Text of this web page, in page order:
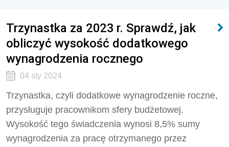
Trzynastka za 2023 r. Sprawdź, jak
obliczyć wysokość dodatkowego
wynagrodzenia rocznego
04 sty 2024
Trzynastka, czyli dodatkowe wynagrodzenie roczne,
przysługuje pracownikom sfery budżetowej.
Wysokość tego świadczenia wynosi 8,5% sumy
wynagrodzenia za pracę otrzymanego przez